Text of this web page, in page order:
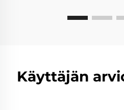
Käyttäjän